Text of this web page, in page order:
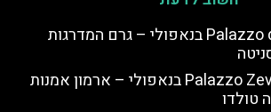
Palazzo dello Spagnolo בנאפולי – גרם המדרגות
Palazzo Zevallos Stigliano בנאפולי – ארמון אמנות
טולדו